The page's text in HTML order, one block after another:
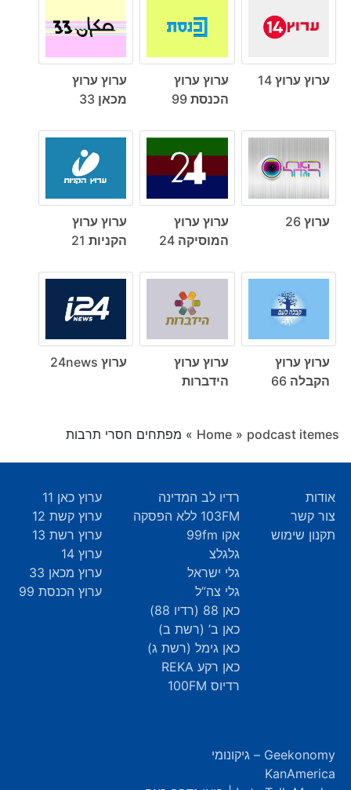
ערוץ ערוץ 14
ערוץ ערוץ
הכנסת 99
ערוץ ערוץ
מכאן 33
ערוץ 26
ערוץ ערוץ
המוסיקה 24
ערוץ ערוץ
הקניות 21
ערוץ ערוץ
הקבלה 66
ערוץ ערוץ
הידברות
ערוץ 24news
Home » podcast itemes
» מפתחים חסרי תרבות
אודות
צור קשר
תקנון שימוש
רדיו לב המדינה
103FM ללא הפסקה
אקו 99fm
גלגלצ
גלי ישראל
גלי צה”ל
כאן 88 (רדיו 88)
כאן ב’ (רשת ב)
כאן גימל (רשת ג)
כאן רקע REKA
רדיוס 100FM
ערוץ כאן 11
ערוץ קשת 12
ערוץ רשת 13
ערוץ 14
ערוץ מכאן 33
ערוץ הכנסת 99
Geekonomy – גיקונומי
KanAmerica